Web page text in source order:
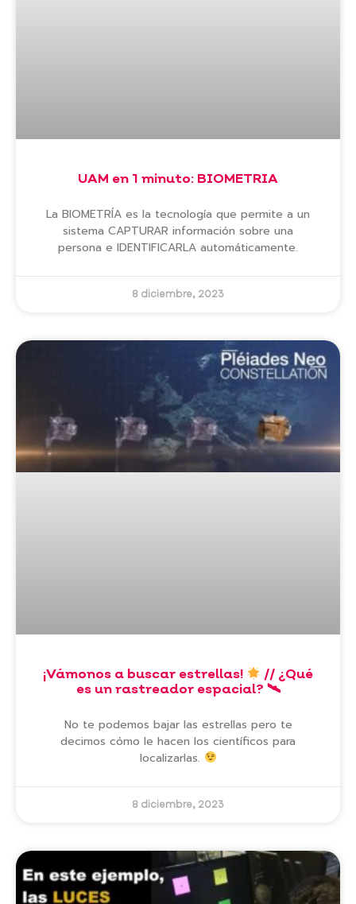
UAM en 1 minuto: BIOMETRIA
La BIOMETRÍA es la tecnología que permite a un
sistema CAPTURAR información sobre una
persona e IDENTIFICARLA automáticamente.
8 diciembre, 2023
¡Vámonos a buscar estrellas!
// ¿Qué
es un rastreador espacial? 🛰
No te podemos bajar las estrellas pero te
decimos cómo le hacen los científicos para
localizarlas.
8 diciembre, 2023